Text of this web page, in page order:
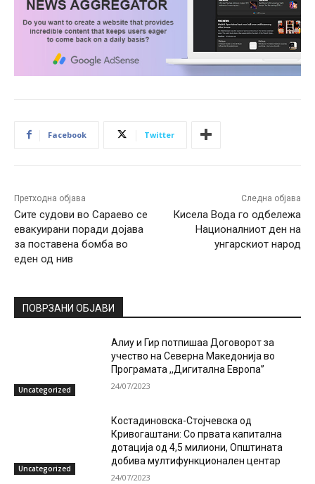
Facebook Twitter
Претходна објава
Сите судови во Сараево се
евакуирани поради дојава
за поставена бомба во
еден од нив
Следна објава
Кисела Вода го одбележа
Националниот ден на
унгарскиот народ
ПОВРЗАНИ ОБЈАВИ
Uncategorized
Алиу и Гир потпишаа Договорот за
учество на Северна Македонија во
Програмата ,,Дигитална Европа”
24/07/2023
Uncategorized
Костадиновска-Стојчевска од
Кривогаштани: Со првата капитална
дотација од 4,5 милиони, Општината
добива мултифункционален центар
24/07/2023